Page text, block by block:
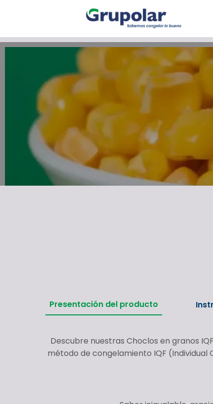
Presentación del producto
Descubre nuestras Choclos en granos
método de congelamiento IQF